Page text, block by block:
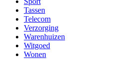
Tassen
Telecom
Verzorging
Warenhuizen
Witgoed
Wonen